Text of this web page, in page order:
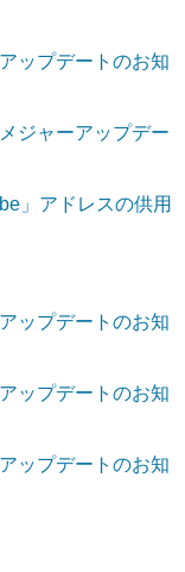
ップデートのお知
ジャーアップデー
」アドレスの供用
ップデートのお知
ップデートのお知
ップデートのお知